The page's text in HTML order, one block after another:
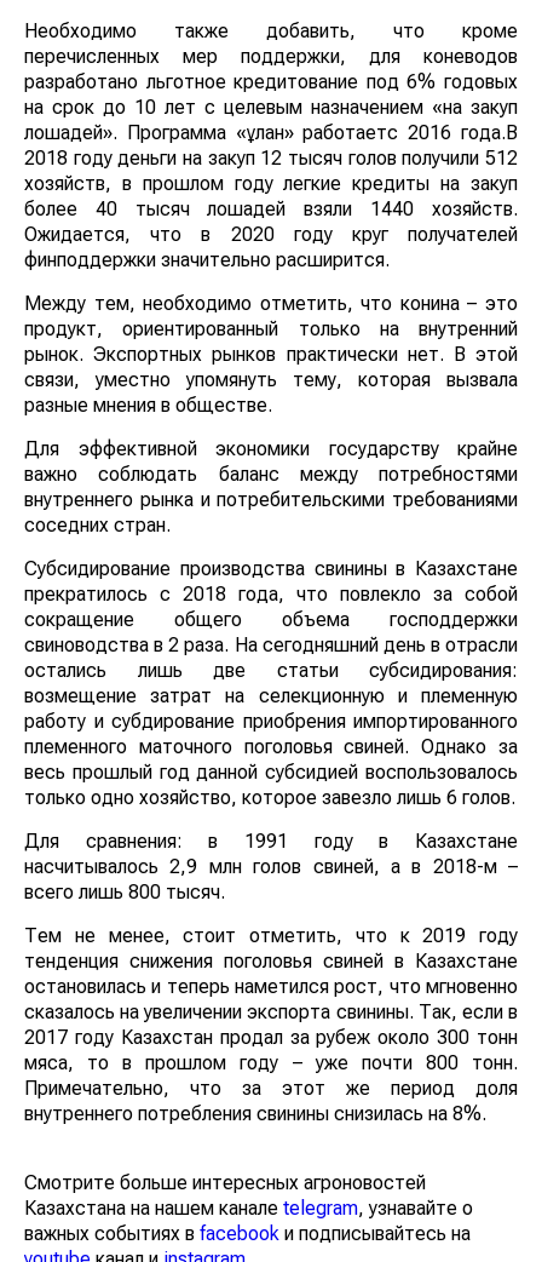
Необходимо также добавить, что кроме
перечисленных мер поддержки, для коневодов
разработано льготное кредитование под 6% годовых
на срок до 10 лет с целевым назначением «на закуп
лошадей». Программа «Құлан» работаетс 2016 года.В
2018 году деньги на закуп 12 тысяч голов получили 512
хозяйств, в прошлом году легкие кредиты на закуп
более 40 тысяч лошадей взяли 1440 хозяйств.
Ожидается, что в 2020 году круг получателей
финподдержки значительно расширится.
Между тем, необходимо отметить, что конина – это
продукт, ориентированный только на внутренний
рынок. Экспортных рынков практически нет. В этой
связи, уместно упомянуть тему, которая вызвала
разные мнения в обществе.
Для эффективной экономики государству крайне
важно соблюдать баланс между потребностями
внутреннего рынка и потребительскими требованиями
соседних стран.
Субсидирование производства свинины в Казахстане
прекратилось с 2018 года, что повлекло за собой
сокращение общего объема господдержки
свиноводства в 2 раза. На сегодняшний день в отрасли
остались лишь две статьи субсидирования:
возмещение затрат на селекционную и племенную
работу и субдирование приобрения импортированного
племенного маточного поголовья свиней. Однако за
весь прошлый год данной субсидией воспользовалось
только одно хозяйство, которое завезло лишь 6 голов.
Для сравнения: в 1991 году в Казахстане
насчитывалось 2,9 млн голов свиней, а в 2018-м –
всего лишь 800 тысяч.
Тем не менее, стоит отметить, что к 2019 году
тенденция снижения поголовья свиней в Казахстане
остановилась и теперь наметился рост, что мгновенно
сказалось на увеличении экспорта свинины. Так, если в
2017 году Казахстан продал за рубеж около 300 тонн
мяса, то в прошлом году – уже почти 800 тонн.
Примечательно, что за этот же период доля
внутреннего потребления свинины снизилась на 8%.
Смотрите больше интересных агроновостей
Казахстана на нашем канале telegram, узнавайте о
важных событиях в facebook и подписывайтесь на